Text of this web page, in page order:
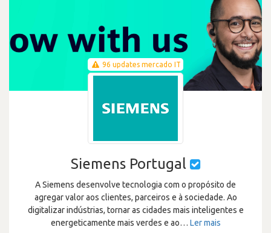
96 updates mercado IT
Siemens Portugal
A Siemens desenvolve tecnologia com o propósito de
agregar valor aos clientes, parceiros e à sociedade. Ao
digitalizar indústrias, tornar as cidades mais inteligentes e
energeticamente mais verdes e ao… Ler mais